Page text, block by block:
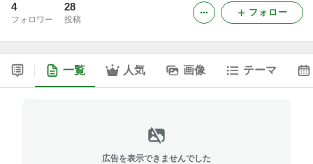
4
フォロワー
28
投稿
フォロー
一覧 人気 画像 テーマ
広告を表示できませんでした